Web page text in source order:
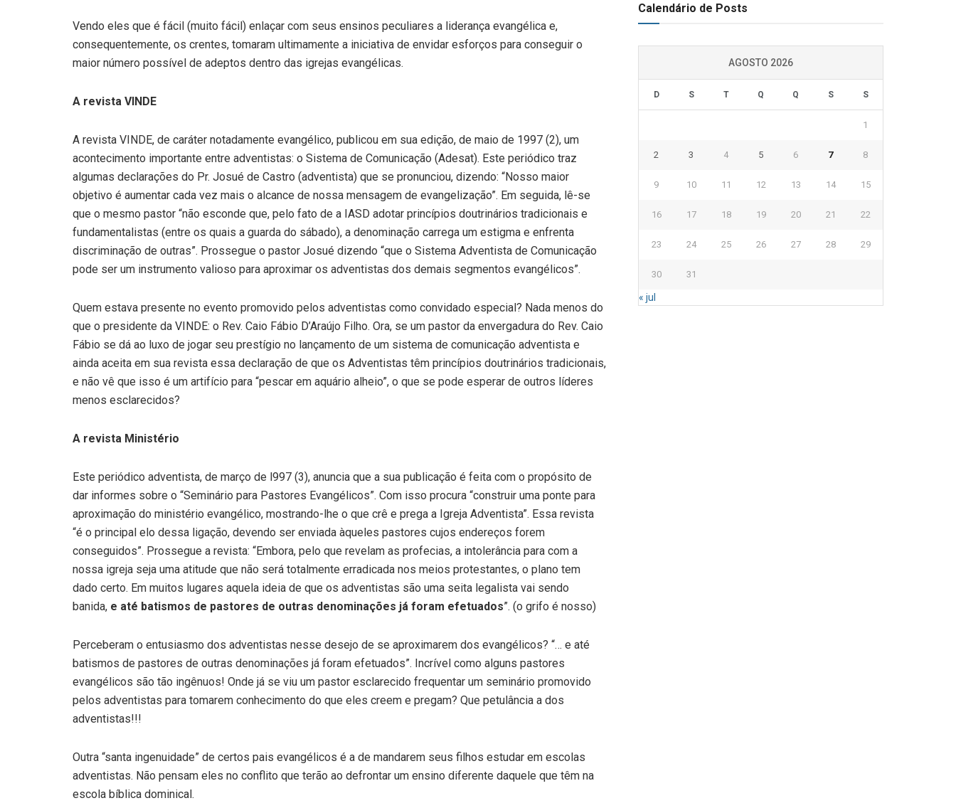
Vendo eles que é fácil (muito fácil) enlaçar com seus ensinos peculiares a liderança evangélica e,
consequentemente, os crentes, tomaram ultimamente a iniciativa de envidar esforços para conseguir o
maior número possível de adeptos dentro das igrejas evangélicas.
A revista VINDE
A revista VINDE, de caráter notadamente evangélico, publicou em sua edição, de maio de 1997 (2), um
acontecimento importante entre adventistas: o Sistema de Comunicação (Adesat). Este periódico traz
algumas declarações do Pr. Josué de Castro (adventista) que se pronunciou, dizendo: “Nosso maior
objetivo é aumentar cada vez mais o alcance de nossa mensagem de evangelização”. Em seguida, lê-se
que o mesmo pastor “não esconde que, pelo fato de a IASD adotar princípios doutrinários tradicionais e
fundamentalistas (entre os quais a guarda do sábado), a denominação carrega um estigma e enfrenta
discriminação de outras”. Prossegue o pastor Josué dizendo “que o Sistema Adventista de Comunicação
pode ser um instrumento valioso para aproximar os adventistas dos demais segmentos evangélicos”.
Quem estava presente no evento promovido pelos adventistas como convidado especial? Nada menos do
que o presidente da VINDE: o Rev. Caio Fábio D’Araújo Filho. Ora, se um pastor da envergadura do Rev. Caio
Fábio se dá ao luxo de jogar seu prestígio no lançamento de um sistema de comunicação adventista e
ainda aceita em sua revista essa declaração de que os Adventistas têm princípios doutrinários tradicionais,
e não vê que isso é um artifício para “pescar em aquário alheio”, o que se pode esperar de outros líderes
menos esclarecidos?
A revista Ministério
Este periódico adventista, de março de l997 (3), anuncia que a sua publicação é feita com o propósito de
dar informes sobre o “Seminário para Pastores Evangélicos”. Com isso procura “construir uma ponte para
aproximação do ministério evangélico, mostrando-lhe o que crê e prega a Igreja Adventista”. Essa revista
“é o principal elo dessa ligação, devendo ser enviada àqueles pastores cujos endereços forem
conseguidos”. Prossegue a revista: “Embora, pelo que revelam as profecias, a intolerância para com a
nossa igreja seja uma atitude que não será totalmente erradicada nos meios protestantes, o plano tem
dado certo. Em muitos lugares aquela ideia de que os adventistas são uma seita legalista vai sendo
banida, e até batismos de pastores de outras denominações já foram efetuados”. (o grifo é nosso)
Perceberam o entusiasmo dos adventistas nesse desejo de se aproximarem dos evangélicos? “… e até
batismos de pastores de outras denominações já foram efetuados”. Incrível como alguns pastores
evangélicos são tão ingênuos! Onde já se viu um pastor esclarecido frequentar um seminário promovido
pelos adventistas para tomarem conhecimento do que eles creem e pregam? Que petulância a dos
adventistas!!!
Outra “santa ingenuidade” de certos pais evangélicos é a de mandarem seus filhos estudar em escolas
adventistas. Não pensam eles no conflito que terão ao defrontar um ensino diferente daquele que têm na
escola bíblica dominical.
Calendário de Posts
AGOSTO 2026
D S T Q Q S S
1
2 3 4 5 6 7 8
9 10 11 12 13 14 15
16 17 18 19 20 21 22
23 24 25 26 27 28 29
30 31
« jul